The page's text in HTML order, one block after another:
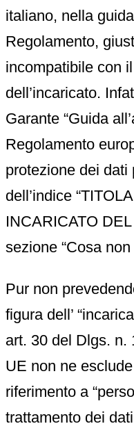
italiano, nella
Regolamento,
incompatibile con
dell’incaricato.
Garante “Guida
Regolamento
protezione dei dati
dell’indice
INCARICATO
sezione “Cosa
Pur non
figura dell’
art. 30 del Dlgs. n.
UE non ne
riferimento a
trattamento dei